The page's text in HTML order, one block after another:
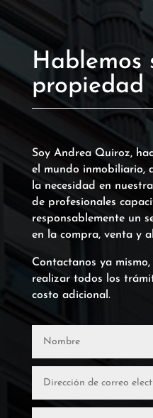
Hablemos
propiedad
Soy Andrea Quiroz,
el mundo inmobiliario,
la necesidad en
de profesionales
responsablemente un
en la compra, venta y
Contactanos ya
realizar todos los
costo adicional.